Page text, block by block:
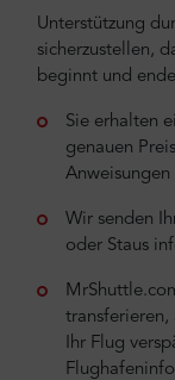
Unterstützung
sicherzustellen,
beginnt und
Sie erhalten
genauen
Anweisungen
Wir senden
oder Staus
transferieren,
Ihr Flug